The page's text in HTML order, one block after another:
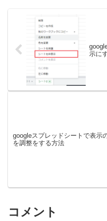
示に
googleスプレッドシートで表示
を調整をする方法
コメント